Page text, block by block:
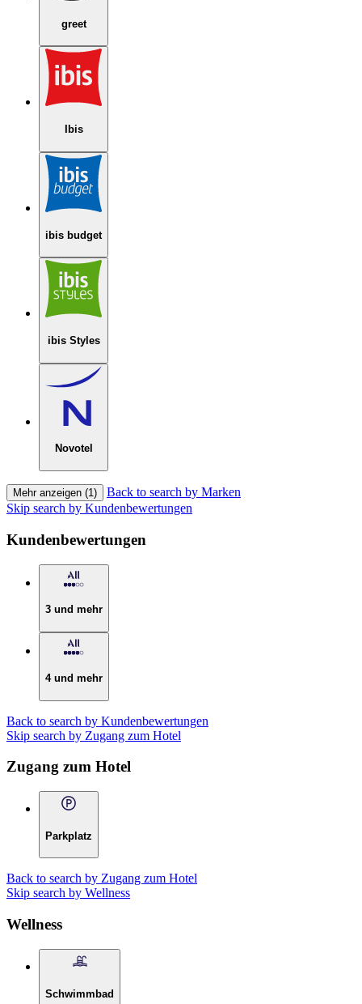
greet
Ibis
ibis budget
ibis Styles
Novotel
Mehr anzeigen (1)
Back to search by Marken
Skip search by Kundenbewertungen
Kundenbewertungen
3 und mehr
4 und mehr
Back to search by Kundenbewertungen
Skip search by Zugang zum Hotel
Zugang zum Hotel
Parkplatz
Back to search by Zugang zum Hotel
Skip search by Wellness
Wellness
Schwimmbad